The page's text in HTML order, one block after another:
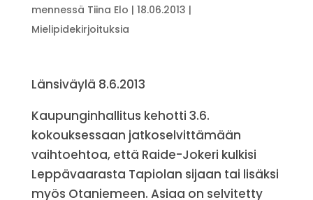
mennessä Tiina Elo | 18.06.2013 |
Mielipidekirjoituksia
Länsiväylä 8.6.2013
Kaupunginhallitus kehotti 3.6.
kokouksessaan jatkoselvittämään
vaihtoehtoa, että Raide-Jokeri kulkisi
Leppävaarasta Tapiolan sijaan tai lisäksi
myös Otaniemeen. Asiaa on selvitetty